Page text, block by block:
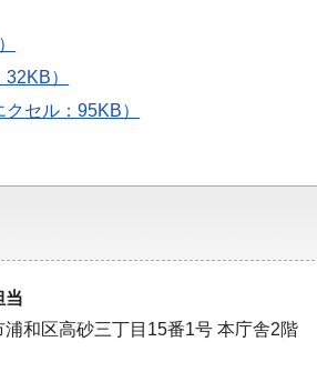
）
セル：95KB）
当
和区高砂三丁目15番1号 本庁舎2階